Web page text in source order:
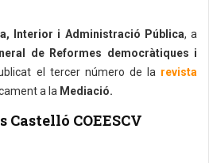
Interior i Administració Pública, a
de Reformes democràtiques i
el tercer número de la revista
a la Mediació.
COEESCV